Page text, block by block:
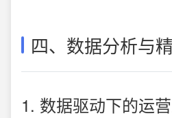
四、数据分析与
1. 数据驱动下的运